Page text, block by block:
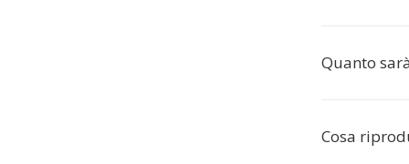
Quanto
Cosa